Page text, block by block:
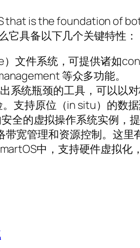
that is the foundation of
它具备以下几个关键特性：
文件系统，可提供诸如
等众多功能。
系统瓶颈的工具，可以以
支持原位（in situ）的数据
全的虚拟操作系统实例，
宽管理和资源控制。这里
中，支持硬件虚拟